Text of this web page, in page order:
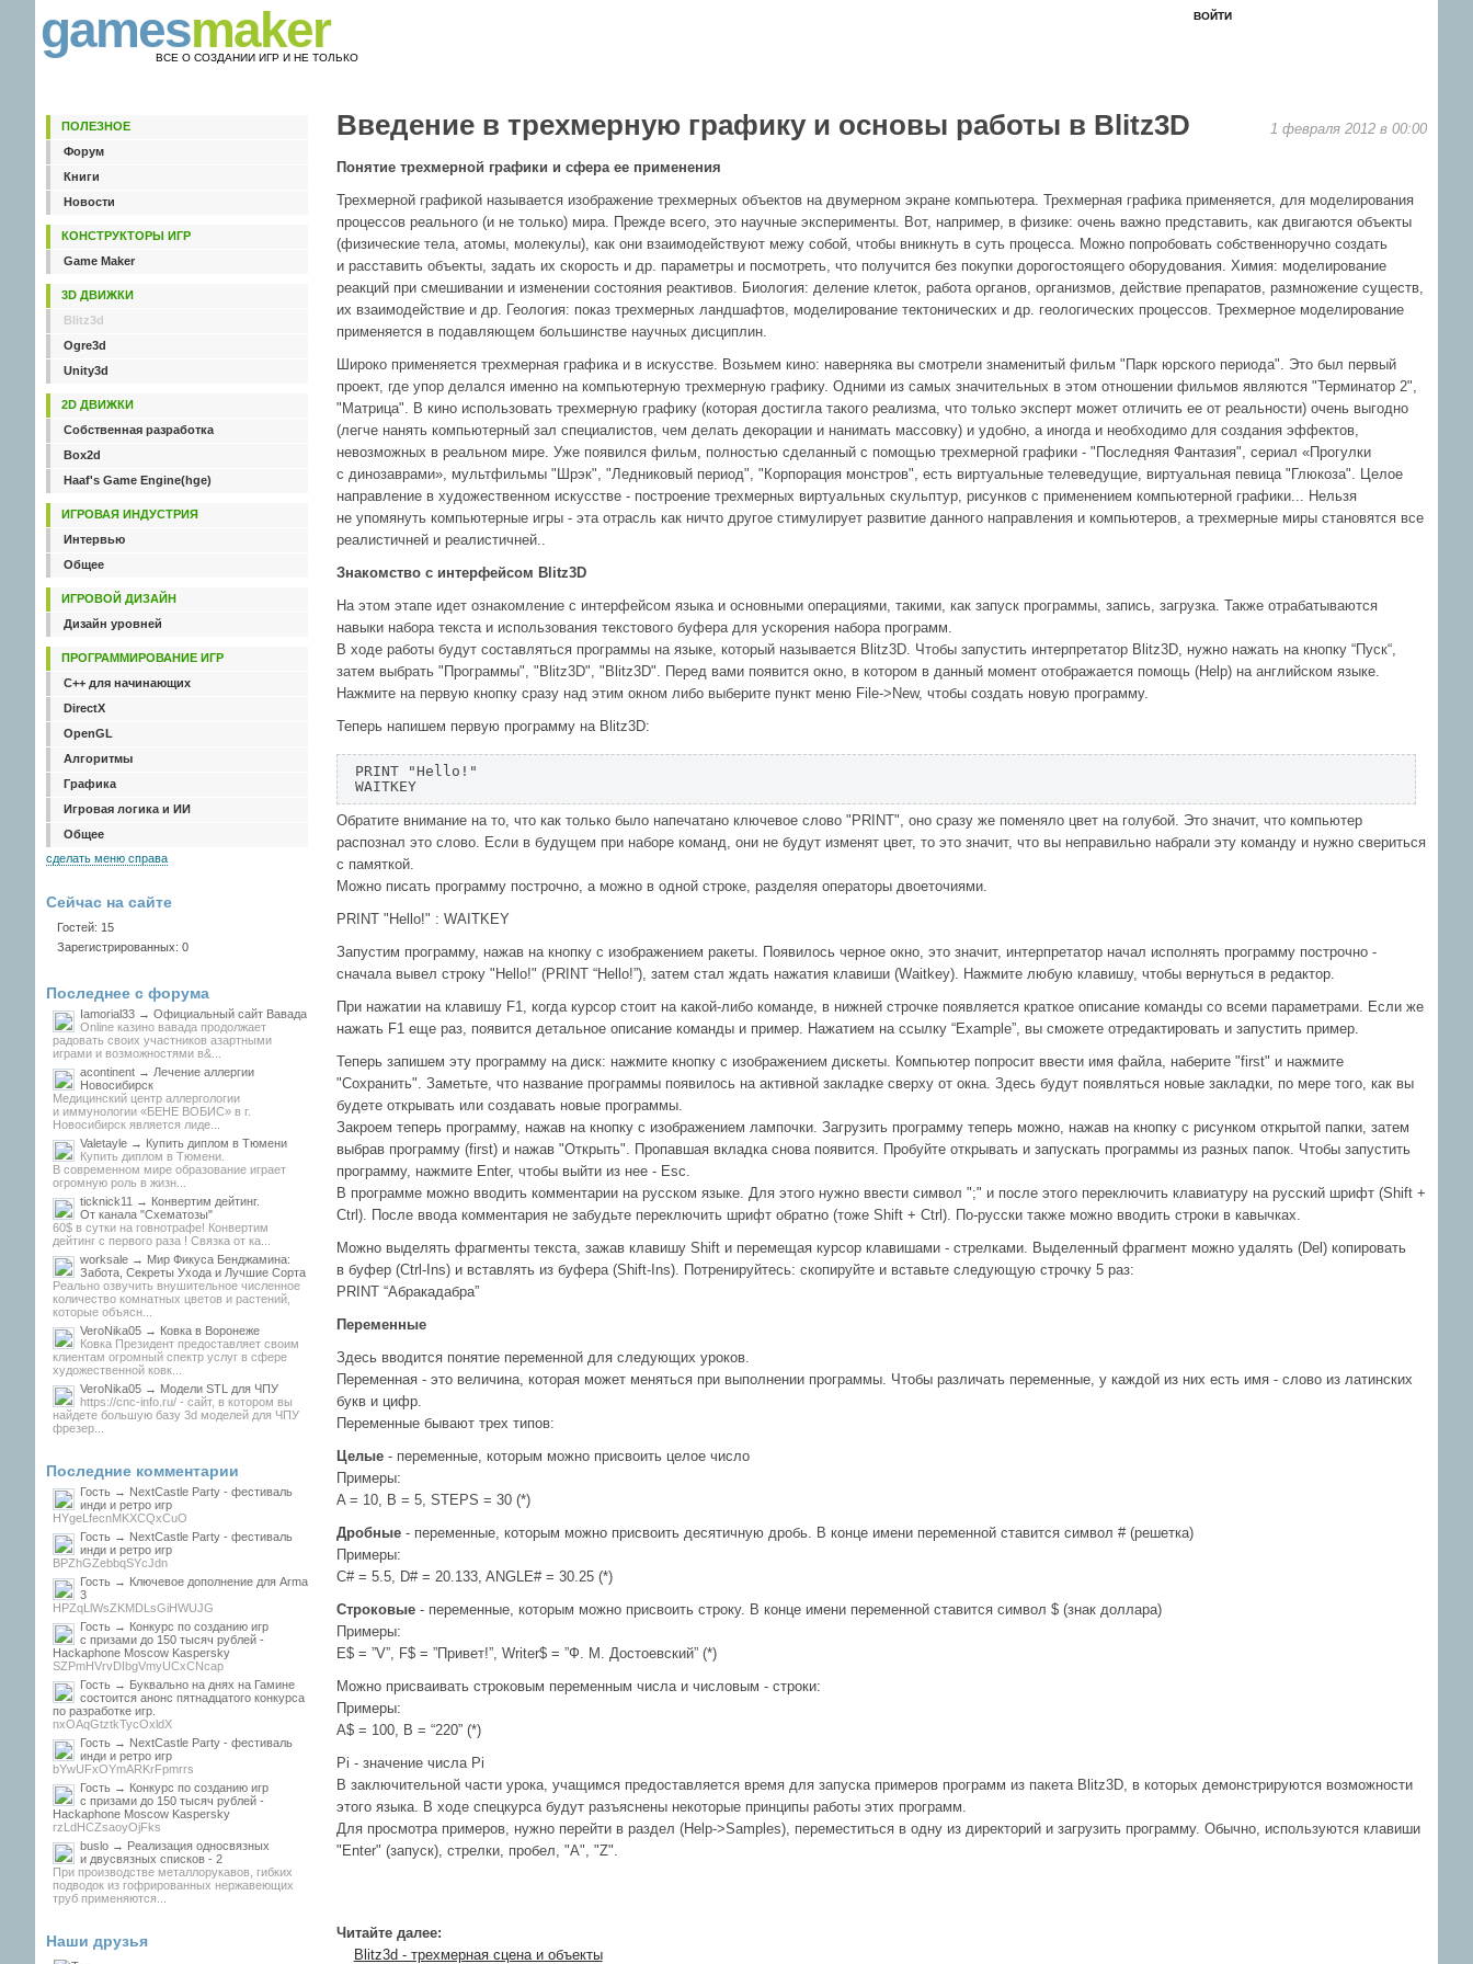
gamesmaker
ВСЕ О СОЗДАНИИ ИГР И НЕ ТОЛЬКО
ВОЙТИ
1 февраля 2012 в 00:00
Введение в трехмерную графику и основы работы в Blitz3D
Понятие трехмерной графики и сфера ее применения
Трехмерной графикой называется изображение трехмерных объектов на двумерном экране компьютера. Трехмерная графика применяется, для моделирования
процессов реального (и не только) мира. Прежде всего, это научные эксперименты. Вот, например, в физике: очень важно представить, как двигаются объекты
(физические тела, атомы, молекулы), как они взаимодействуют межу собой, чтобы вникнуть в суть процесса. Можно попробовать собственноручно создать
и расставить объекты, задать их скорость и др. параметры и посмотреть, что получится без покупки дорогостоящего оборудования. Химия: моделирование
реакций при смешивании и изменении состояния реактивов. Биология: деление клеток, работа органов, организмов, действие препаратов, размножение существ,
их взаимодействие и др. Геология: показ трехмерных ландшафтов, моделирование тектонических и др. геологических процессов. Трехмерное моделирование
применяется в подавляющем большинстве научных дисциплин.
Широко применяется трехмерная графика и в искусстве. Возьмем кино: наверняка вы смотрели знаменитый фильм "Парк юрского периода". Это был первый
проект, где упор делался именно на компьютерную трехмерную графику. Одними из самых значительных в этом отношении фильмов являются "Терминатор 2",
"Матрица". В кино использовать трехмерную графику (которая достигла такого реализма, что только эксперт может отличить ее от реальности) очень выгодно
(легче нанять компьютерный зал специалистов, чем делать декорации и нанимать массовку) и удобно, а иногда и необходимо для создания эффектов,
невозможных в реальном мире. Уже появился фильм, полностью сделанный с помощью трехмерной графики - "Последняя Фантазия", сериал «Прогулки
с динозаврами», мультфильмы "Шрэк", "Ледниковый период", "Корпорация монстров", есть виртуальные телеведущие, виртуальная певица "Глюкоза". Целое
направление в художественном искусстве - построение трехмерных виртуальных скульптур, рисунков с применением компьютерной графики... Нельзя
не упомянуть компьютерные игры - эта отрасль как ничто другое стимулирует развитие данного направления и компьютеров, а трехмерные миры становятся все
реалистичней и реалистичней..
Знакомство с интерфейсом Blitz3D
На этом этапе идет ознакомление с интерфейсом языка и основными операциями, такими, как запуск программы, запись, загрузка. Также отрабатываются
навыки набора текста и использования текстового буфера для ускорения набора программ.
В ходе работы будут составляться программы на языке, который называется Blitz3D. Чтобы запустить интерпретатор Blitz3D, нужно нажать на кнопку “Пуск“,
затем выбрать "Программы", "Blitz3D", "Blitz3D". Перед вами появится окно, в котором в данный момент отображается помощь (Help) на английском языке.
Нажмите на первую кнопку сразу над этим окном либо выберите пункт меню File->New, чтобы создать новую программу.
Теперь напишем первую программу на Blitz3D:
PRINT "Hello!"
WAITKEY
Обратите внимание на то, что как только было напечатано ключевое слово "PRINT", оно сразу же поменяло цвет на голубой. Это значит, что компьютер
распознал это слово. Если в будущем при наборе команд, они не будут изменят цвет, то это значит, что вы неправильно набрали эту команду и нужно свериться
с памяткой.
Можно писать программу построчно, а можно в одной строке, разделяя операторы двоеточиями.
PRINT "Hello!" : WAITKEY
Запустим программу, нажав на кнопку с изображением ракеты. Появилось черное окно, это значит, интерпретатор начал исполнять программу построчно -
сначала вывел строку "Hello!" (PRINT “Hello!”), затем стал ждать нажатия клавиши (Waitkey). Нажмите любую клавишу, чтобы вернуться в редактор.
При нажатии на клавишу F1, когда курсор стоит на какой-либо команде, в нижней строчке появляется краткое описание команды со всеми параметрами. Если же
нажать F1 еще раз, появится детальное описание команды и пример. Нажатием на ссылку “Example”, вы сможете отредактировать и запустить пример.
Теперь запишем эту программу на диск: нажмите кнопку с изображением дискеты. Компьютер попросит ввести имя файла, наберите "first" и нажмите
"Сохранить". Заметьте, что название программы появилось на активной закладке сверху от окна. Здесь будут появляться новые закладки, по мере того, как вы
будете открывать или создавать новые программы.
Закроем теперь программу, нажав на кнопку с изображением лампочки. Загрузить программу теперь можно, нажав на кнопку с рисунком открытой папки, затем
выбрав программу (first) и нажав "Открыть". Пропавшая вкладка снова появится. Пробуйте открывать и запускать программы из разных папок. Чтобы запустить
программу, нажмите Enter, чтобы выйти из нее - Esc.
В программе можно вводить комментарии на русском языке. Для этого нужно ввести символ ";" и после этого переключить клавиатуру на русский шрифт (Shift +
Ctrl). После ввода комментария не забудьте переключить шрифт обратно (тоже Shift + Ctrl). По-русски также можно вводить строки в кавычках.
Можно выделять фрагменты текста, зажав клавишу Shift и перемещая курсор клавишами - стрелками. Выделенный фрагмент можно удалять (Del) копировать
в буфер (Ctrl-Ins) и вставлять из буфера (Shift-Ins). Потренируйтесь: скопируйте и вставьте следующую строчку 5 раз:
PRINT “Абракадабра”
Переменные
Здесь вводится понятие переменной для следующих уроков.
Переменная - это величина, которая может меняться при выполнении программы. Чтобы различать переменные, у каждой из них есть имя - слово из латинских
букв и цифр.
Переменные бывают трех типов:
Целые- переменные, которым можно присвоить целое число
Примеры:
A = 10, B = 5, STEPS = 30 (*)
Дробные- переменные, которым можно присвоить десятичную дробь. В конце имени переменной ставится символ # (решетка)
Примеры:
С# = 5.5, D# = 20.133, ANGLE# = 30.25 (*)
Строковые- переменные, которым можно присвоить строку. В конце имени переменной ставится символ $ (знак доллара)
Примеры:
E$ = ”V”, F$ = ”Привет!”, Writer$ = ”Ф. М. Достоевский” (*)
Можно присваивать строковым переменным числа и числовым - строки:
Примеры:
A$ = 100, B = “220” (*)
Pi - значение числа Pi
В заключительной части урока, учащимся предоставляется время для запуска примеров программ из пакета Blitz3D, в которых демонстрируются возможности
этого языка. В ходе спецкурса будут разъяснены некоторые принципы работы этих программ.
Для просмотра примеров, нужно перейти в раздел (Help->Samples), переместиться в одну из директорий и загрузить программу. Обычно, используются клавиши
"Enter" (запуск), стрелки, пробел, "A", "Z".
Читайте далее:
Blitz3d - трехмерная сцена и объекты
ПОЛЕЗНОЕ
Форум
Книги
Новости
КОНСТРУКТОРЫ ИГР
Game Maker
3D ДВИЖКИ
Blitz3d
Ogre3d
Unity3d
2D ДВИЖКИ
Собственная разработка
Box2d
Haaf's Game Engine(hge)
ИГРОВАЯ ИНДУСТРИЯ
Интервью
Общее
ИГРОВОЙ ДИЗАЙН
Дизайн уровней
ПРОГРАММИРОВАНИЕ ИГР
C++ для начинающих
DirectX
OpenGL
Алгоритмы
Графика
Игровая логика и ИИ
Общее
сделать меню справа
Сейчас на сайте
Гостей: 15
Зарегистрированных: 0
Последнее с форума
Iamorial33 → Официальный сайт Вавада
Online казино вавада продолжает
радовать своих участников азартными
играми и возможностями в&...
acontinent → Лечение аллергии
Новосибирск
Медицинский центр аллергологии
и иммунологии «БЕНЕ ВОБИС» в г.
Новосибирск является лиде...
Valetayle → Купить диплом в Тюмени
Купить диплом в Тюмени.
В современном мире образование играет
огромную роль в жизн...
ticknick11 → Конвертим дейтинг.
От канала "Схематозы"
60$ в сутки на говнотрафе! Конвертим
дейтинг с первого раза ! Связка от ка...
worksale → Мир Фикуса Бенджамина:
Забота, Секреты Ухода и Лучшие Сорта
Реально озвучить внушительное численное
количество комнатных цветов и растений,
которые объясн...
VeroNika05 → Ковка в Воронеже
Ковка Президент предоставляет своим
клиентам огромный спектр услуг в сфере
художественной ковк...
VeroNika05 → Модели STL для ЧПУ
https://cnc-info.ru/ - сайт, в котором вы
найдете большую базу 3d моделей для ЧПУ
фрезер...
Последние комментарии
Гость → NextCastle Party - фестиваль
инди и ретро игр
HYgeLfecnMKXCQxCuO
Гость → NextCastle Party - фестиваль
инди и ретро игр
BPZhGZebbqSYcJdn
Гость → Ключевое дополнение для Arma
3
HPZqLlWsZKMDLsGiHWUJG
Гость → Конкурс по созданию игр
с призами до 150 тысяч рублей -
Hackaphone Moscow Kaspersky
SZPmHVrvDIbgVmyUCxCNcap
Гость → Буквально на днях на Гамине
состоится анонс пятнадцатого конкурса
по разработке игр.
nxOAqGtztkTycOxldX
Гость → NextCastle Party - фестиваль
инди и ретро игр
bYwUFxOYmARKrFpmrrs
Гость → Конкурс по созданию игр
с призами до 150 тысяч рублей -
Hackaphone Moscow Kaspersky
rzLdHCZsaoyOjFks
buslo → Реализация односвязных
и двусвязных списков - 2
При производстве металлорукавов, гибких
подводок из гофрированных нержавеющих
труб применяются...
Наши друзья